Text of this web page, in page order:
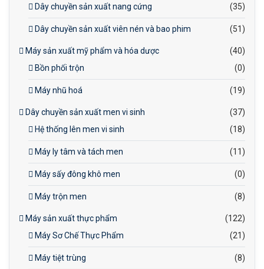
Dây chuyền sản xuất nang cứng (35)
Dây chuyền sản xuất viên nén và bao phim (51)
Máy sản xuất mỹ phẩm và hóa dược
(40)
Bồn phối trộn
(0)
Máy nhũ hoá (19)
Dây chuyền sản xuất men vi sinh
(37)
Hệ thống lên men vi sinh
(18)
Máy ly tâm và tách men (11)
Máy sấy đông khô men (0)
Máy trộn men (8)
Máy sản xuất thực phẩm
(122)
Máy Sơ Chế Thực Phẩm
(21)
Máy tiệt trùng (8)